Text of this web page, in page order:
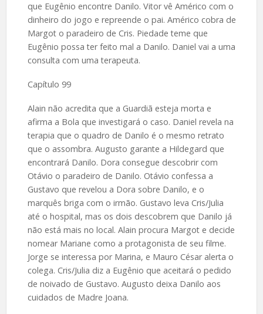
que Eugênio encontre Danilo. Vitor vê Américo com o
dinheiro do jogo e repreende o pai. Américo cobra de
Margot o paradeiro de Cris. Piedade teme que
Eugênio possa ter feito mal a Danilo. Daniel vai a uma
consulta com uma terapeuta.
Capítulo 99
Alain não acredita que a Guardiã esteja morta e
afirma a Bola que investigará o caso. Daniel revela na
terapia que o quadro de Danilo é o mesmo retrato
que o assombra. Augusto garante a Hildegard que
encontrará Danilo. Dora consegue descobrir com
Otávio o paradeiro de Danilo. Otávio confessa a
Gustavo que revelou a Dora sobre Danilo, e o
marquês briga com o irmão. Gustavo leva Cris/Julia
até o hospital, mas os dois descobrem que Danilo já
não está mais no local. Alain procura Margot e decide
nomear Mariane como a protagonista de seu filme.
Jorge se interessa por Marina, e Mauro César alerta o
colega. Cris/Julia diz a Eugênio que aceitará o pedido
de noivado de Gustavo. Augusto deixa Danilo aos
cuidados de Madre Joana.